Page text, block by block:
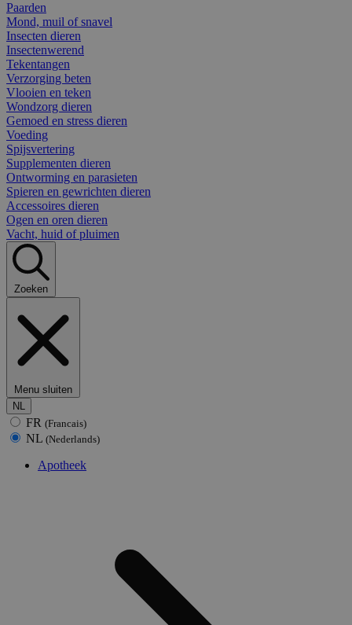
Paarden
Mond, muil of snavel
Insecten dieren
Insectenwerend
Tekentangen
Verzorging beten
Vlooien en teken
Wondzorg dieren
Gemoed en stress dieren
Voeding
Spijsvertering
Supplementen dieren
Ontworming en parasieten
Spieren en gewrichten dieren
Accessoires dieren
Ogen en oren dieren
Vacht, huid of pluimen
Zoeken
Menu sluiten
NL
FR (Francais)
NL (Nederlands)
Apotheek